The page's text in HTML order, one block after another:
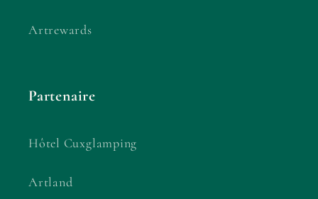
Artrewards
Partenaire
Hôtel Cuxglamping
Artland